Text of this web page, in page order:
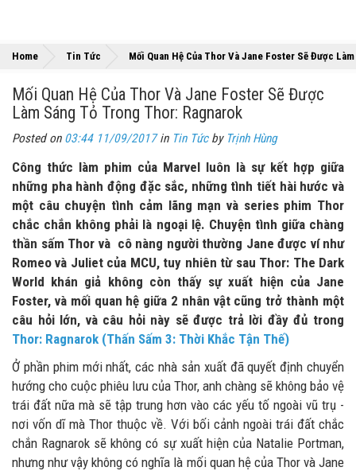
Home Tin Tức Mối Quan Hệ Của Thor Và Jane Foster Sẽ Được
Mối Quan Hệ Của Thor Và Jane Foster Sẽ Được
Làm Sáng Tỏ Trong Thor: Ragnarok
Posted on 03:44 11/09/2017in Tin Tứcby Trịnh Hùng
Công thức làm phim của Marvel luôn là sự kết hợp giữa
những pha hành động đặc sắc, những tình tiết hài hước và
một câu chuyện tình cảm lãng mạn và series phim Thor
chắc chắn không phải là ngoại lệ. Chuyện tình giữa chàng
thần sấm Thor và cô nàng người thường Jane được ví như
Romeo và Juliet của MCU, tuy nhiên từ sau Thor: The Dark
World khán giả không còn thấy sự xuất hiện của Jane
Foster, và mối quan hệ giữa 2 nhân vật cũng trở thành một
câu hỏi lớn, và câu hỏi này sẽ được trả lời đầy đủ trong
Thor: Ragnarok (Thấn Sấm 3: Thời Khắc Tận Thế)
Ở phần phim mới nhất, các nhà sản xuất đã quyết định chuyển
hướng cho cuộc phiêu lưu của Thor, anh chàng sẽ không bảo vệ
trái đất nữa mà sẽ tập trung hơn vào các yếu tố ngoài vũ trụ -
nơi vốn dĩ mà Thor thuộc về. Với bối cảnh ngoài trái đất chắc
chắn Ragnarok sẽ không có sự xuất hiện của Natalie Portman,
nhưng như vậy không có nghĩa là mối quan hệ của Thor và Jane